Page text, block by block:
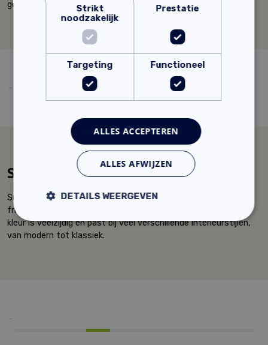
geïnspireerd interieur.
Subtiel roze
Subtiel roze is een zachte en fijne kleur die een ruimte warm,
fris en elegant gevoel kan geven zonder te overheersen. Deze
kleur is veelzijdig en past bij veel verschillende interieurstijlen,
van modern tot klassiek.
Strikt
noodzakelijk
Prestatie
Targeting Functioneel
ALLES ACCEPTEREN
ALLES AFWIJZEN
DETAILS WEERGEVEN